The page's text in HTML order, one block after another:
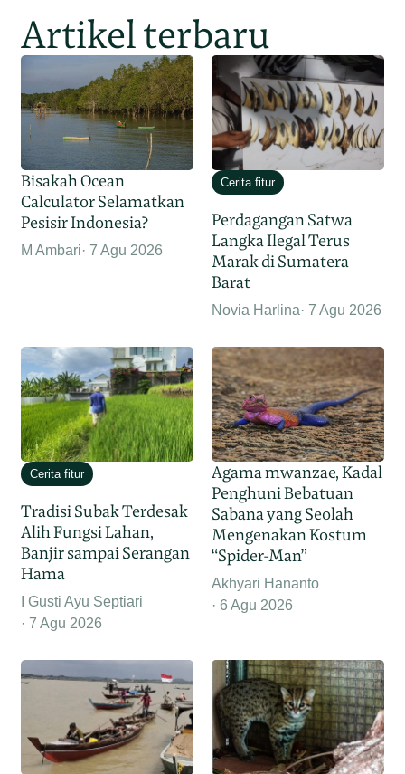
Artikel terbaru
Bisakah Ocean
Calculator Selamatkan
Pesisir Indonesia?
M Ambari 7 Agu 2026
Cerita fitur
Perdagangan Satwa
Langka Ilegal Terus
Marak di Sumatera
Barat
Novia Harlina 7 Agu 2026
Cerita fitur
Tradisi Subak Terdesak
Alih Fungsi Lahan,
Banjir sampai Serangan
Hama
I Gusti Ayu Septiari
7 Agu 2026
Agama mwanzae, Kadal
Penghuni Bebatuan
Sabana yang Seolah
Mengenakan Kostum
“Spider-Man”
Akhyari Hananto
6 Agu 2026